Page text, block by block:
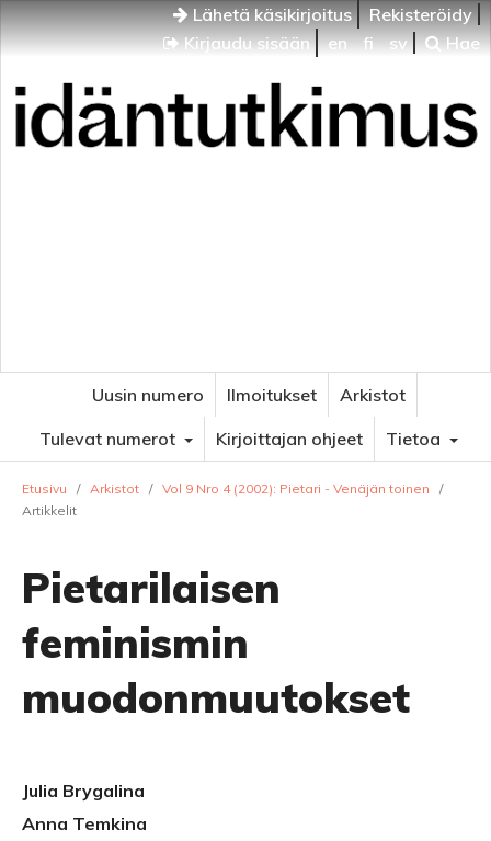
Lähetä käsikirjoitus
Rekisteröidy
Kirjaudu sisään
en fi sv Hae
Uusin numero Ilmoitukset
Arkistot
Tulevat numerot
Kirjoittajan ohjeet Tietoa
Etusivu / Arkistot / Vol 9 Nro 4 (2002): Pietari - Venäjän toinen
/
Artikkelit
Pietarilaisen
feminismin
muodonmuutokset
Julia Brygalina
Anna Temkina